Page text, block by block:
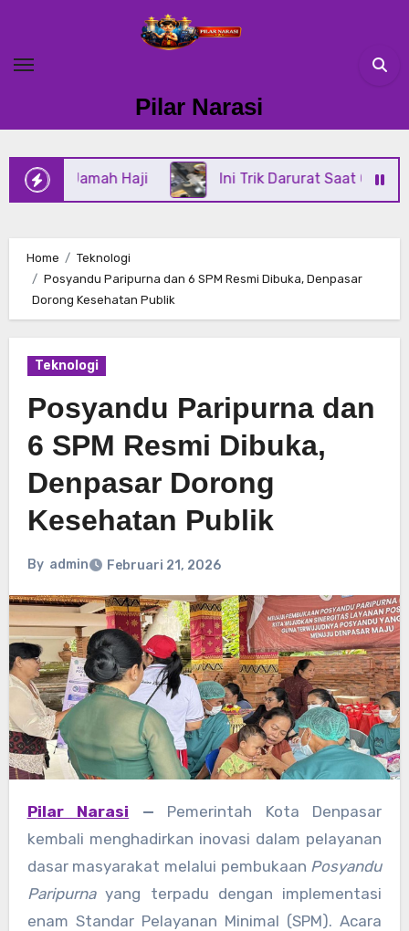
content
Pilar Narasi
Haji Ini Trik Darurat Saat Oli Power
Home
Teknologi
Posyandu Paripurna dan 6 SPM Resmi Dibuka, Denpasar
Dorong Kesehatan Publik
Teknologi
Posyandu Paripurna dan
6 SPM Resmi Dibuka,
Denpasar Dorong
Kesehatan Publik
By admin Februari 21, 2026
Pilar Narasi — Pemerintah Kota Denpasar
kembali menghadirkan inovasi dalam pelayanan
dasar masyarakat melalui pembukaan Posyandu
Paripurnayang terpadu dengan implementasi
enam Standar Pelayanan Minimal (SPM). Acara